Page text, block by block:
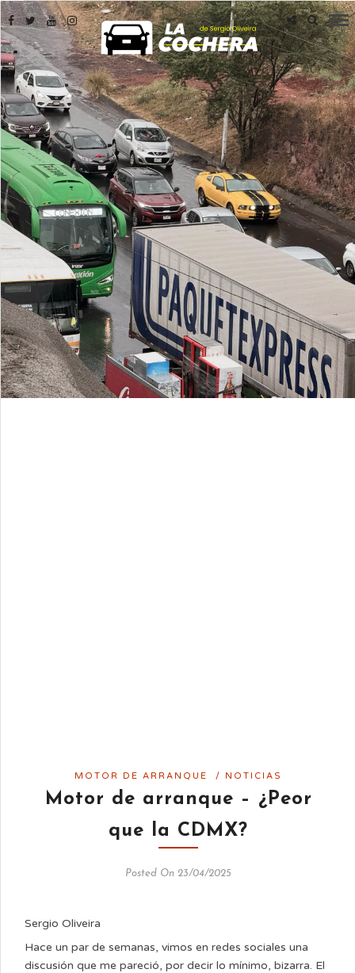
MOTOR DE ARRANQUE / NOTICIAS
Motor de arranque – ¿Peor
que la CDMX?
Posted On 23/04/2025
Sergio Oliveira
Hace un par de semanas, vimos en redes sociales una
discusión que me pareció, por decir lo mínimo, bizarra. El